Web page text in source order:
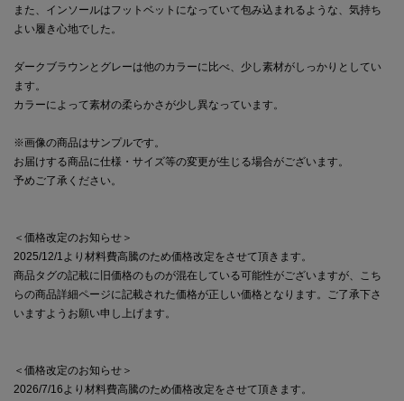
また、インソールはフットベットになっていて包み込まれるような、気持ち
よい履き心地でした。
ダークブラウンとグレーは他のカラーに比べ、少し素材がしっかりとしてい
ます。
カラーによって素材の柔らかさが少し異なっています。
※画像の商品はサンプルです。
お届けする商品に仕様・サイズ等の変更が生じる場合がございます。
予めご了承ください。
＜価格改定のお知らせ＞
2025/12/1より材料費高騰のため価格改定をさせて頂きます。
商品タグの記載に旧価格のものが混在している可能性がございますが、こち
らの商品詳細ページに記載された価格が正しい価格となります。ご了承下さ
いますようお願い申し上げます。
＜価格改定のお知らせ＞
2026/7/16より材料費高騰のため価格改定をさせて頂きます。